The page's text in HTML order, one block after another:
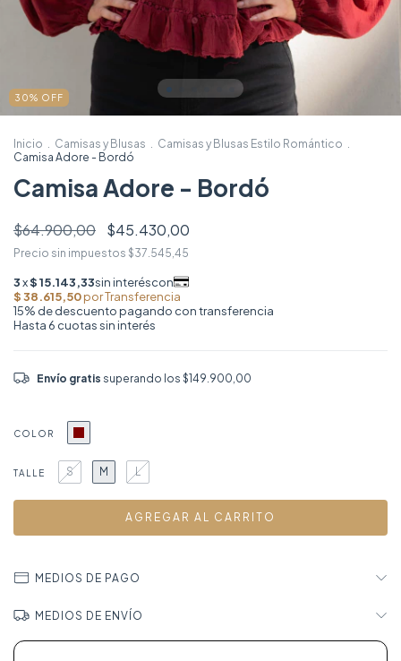
30% OFF
Inicio . Camisas y Blusas . Camisas y Blusas Estilo Romántico .
Camisa Adore - Bordó
Camisa Adore - Bordó
$64.900,00 $45.430,00
Precio sin impuestos $37.545,45
Envío gratis superando los $149.900,00
COLOR
TALLE S M L
MEDIOS DE PAGO
MEDIOS DE ENVÍO